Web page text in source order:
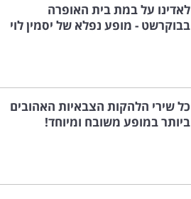
לאדינו על במת בית האופרה
בבוקרשט - מופע נפלא של יסמין לוי
כל שירי הלהקות הצבאיות האהובים
ביותר במופע משובח ומיוחד!